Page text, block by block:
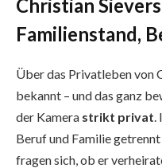
Christian
Familienstand,
Über das Privatleben von
bekannt – und das ganz
der Kamera strikt privat
Beruf und Familie
fragen sich, ob er